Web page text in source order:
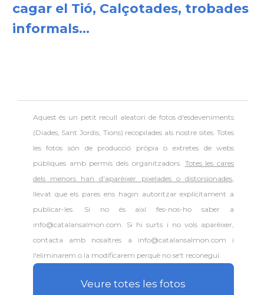
cagar el Tió, Calçotades, trobades
informals...
Aquest és un petit recull aleatori de fotos d'esdeveniments
(Diades, Sant Jordis, Tions) recopilades als nostre sites. Totes
les fotos són de producció pròpia o extretes de webs
públiques amb permís dels organitzadors. Totes les cares
dels menors han d'aparèixer pixelades o distorsionades,
llevat que els pares ens hagin autoritzar explícitament a
publicar-les. Si no és així fes-nos-ho saber a
info@catalansalmon.com. Si hi surts i no vols aparèixer,
contacta amb nosaltres a info@catalansalmon.com i
l'eliminarem o la modificarem perquè no se't reconegui.
Veure totes les fotos